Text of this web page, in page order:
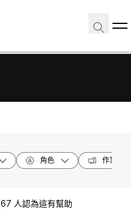
角色 作業系統
67 人認為這有幫助